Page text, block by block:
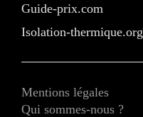
Guide-prix.com
Isolation-thermique.org
Mentions légales
Qui sommes-nous ?